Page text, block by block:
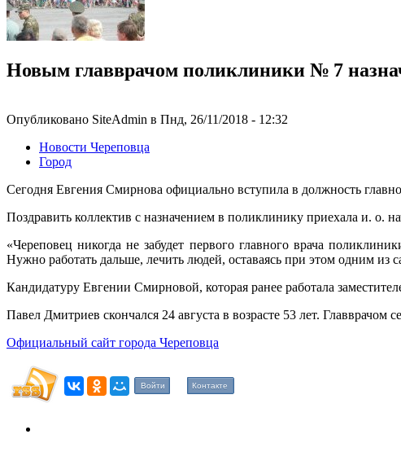
Новым главврачом поликлиники № 7
Опубликовано SiteAdmin в Пнд, 26/11/2018 - 12:32
Новости Череповца
Город
Сегодня Евгения Смирнова официально вступила в должность
Поздравить коллектив с назначением в поликлинику приехала и.
«Череповец никогда не забудет первого главного врача
Нужно работать дальше, лечить людей, оставаясь при этом одним
Кандидатуру Евгении Смирновой, которая ранее работала
Павел Дмитриев скончался 24 августа в возрасте 53 лет.
Официальный сайт города Череповца
Войти Контакте